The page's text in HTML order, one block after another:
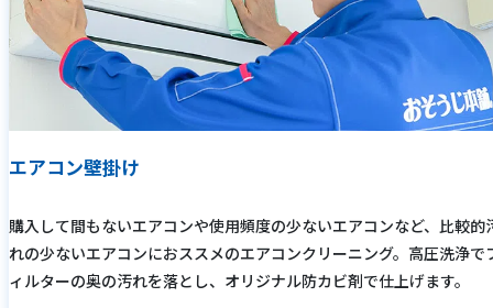
エアコン壁掛け
購入して間もないエアコンや使用頻度の少ないエアコンなど、比較的
れの少ないエアコンにおススメのエアコンクリーニング。高圧洗浄で
ィルターの奥の汚れを落とし、オリジナル防カビ剤で仕上げます。